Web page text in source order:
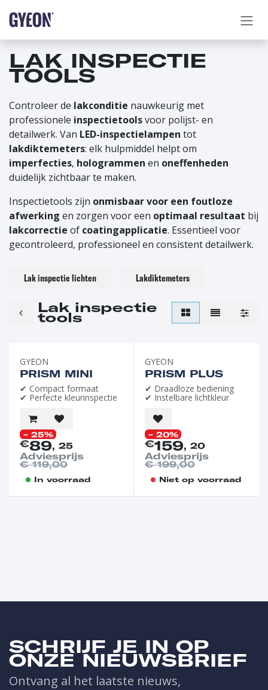
LAK INSPECTIE
TOOLS
Controleer de lakconditie nauwkeurig met
professionele inspectietoolsvoor polijst- en
detailwerk. Van LED-inspectielampen tot
lakdiktemeters: elk hulpmiddel helpt om
imperfecties, hologrammen en oneffenheden
duidelijk zichtbaar te maken.
Inspectietools zijn onmisbaar voor een foutloze
afwerking en zorgen voor een optimaal resultaat bij
lakcorrectie of coatingapplicatie. Essentieel voor
gecontroleerd, professioneel en consistent detailwerk.
Lak inspectie lichten Lakdiktemeters
Lak inspectie
tools
GYEON
PRISM MINI
✔ Compact formaat
✔ Perfecte kleurinspectie
- 25%
€89, 25
Adviesprijs
€119,00
In voorraad
GYEON
PRISM PLUS
✔ Draadloze bediening
✔ Instelbare lichtkleur
- 20%
€159, 20
Adviesprijs
€199,00
Niet op voorraad
SCHRIJF JE IN OP
ONZE NIEUWSBRIEF
Ontvang al het laatste nieuws,